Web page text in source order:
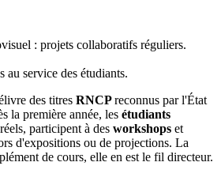
: projets collaboratifs réguliers.
au service des étudiants.
des titres RNCPreconnus par l'État
la première année, les étudiants
participent à des workshops et
d'expositions ou de projections. La
de cours, elle en est le fil directeur.